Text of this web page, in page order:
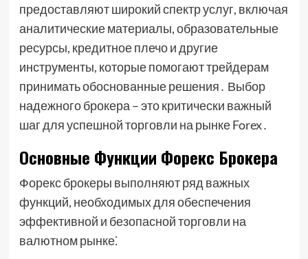
предоставляют широкий спектр услуг, включая
аналитические материалы, образовательные
ресурсы, кредитное плечо и другие
инструменты, которые помогают трейдерам
принимать обоснованные решения․ Выбор
надежного брокера – это критически важный
шаг для успешной торговли на рынке Forex․
Основные Функции Форекс Брокера
Форекс брокеры выполняют ряд важных
функций, необходимых для обеспечения
эффективной и безопасной торговли на
валютном рынке⁚